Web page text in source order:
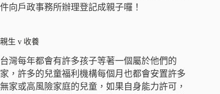
件向戶政事務所辦理登記成親子囉！
親生 v 收養
台灣每年都會有許多孩子等著一個屬於他們的
家，許多的兒童福利機構每個月也都會安置許多
無家或高風險家庭的兒童，如果自身能力許可，